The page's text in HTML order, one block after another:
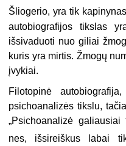
Šliogerio, yra tik
autobiografijos tikslas
išsivaduoti nuo giliai
kuris yra mirtis. Žmogų
įvykiai.
Filotopinė
psichoanalizės tikslu,
„Psichoanalizė
nes, išsireiškus labai